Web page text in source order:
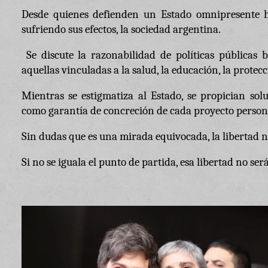
Desde quienes defienden un Estado
sufriendo sus efectos, la sociedad argentina.
Se discute la razonabilidad de políticas públicas
aquellas vinculadas a la salud, la educación, la
Mientras se estigmatiza al Estado, se propician
como garantía de concreción de cada proyecto
Sin dudas que es una mirada equivocada, la libertad
Si no se iguala el punto de partida, esa libertad no